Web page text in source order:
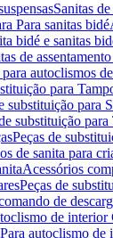
Sanitas
Para sanitas bidé
bidé e sanitas
de
autoclismos
para
substituição para
substituição
Peças de
de sanita para
Acessórios
Peças de
de
de interior
autoclismo